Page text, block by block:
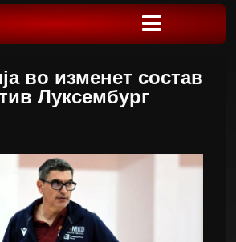
во изменет состав
Луксембург